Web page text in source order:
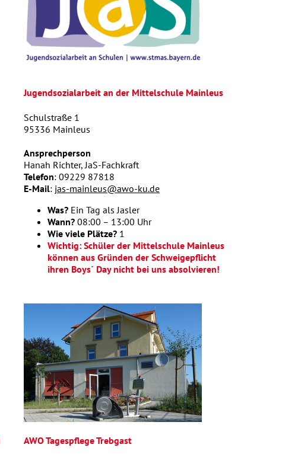
Jugendsozialarbeit an der Mittelschule Mainleus
Schulstraße 1
95336 Mainleus
Ansprechperson
Hanah Richter, JaS-Fachkraft
Telefon: 09229 87818
E-Mail: jas-mainleus@awo-ku.de
Was? Ein Tag als Jasler
Wann? 08:00 – 13:00 Uhr
Wie viele Plätze? 1
Wichtig: Schüler der Mittelschule Mainleus
können aus Gründen der Schweigepflicht
ihren Boys´ Day nicht bei uns absolvieren!
AWO Tagespflege Trebgast